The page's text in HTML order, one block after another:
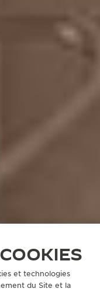
et technologies
du Site et la